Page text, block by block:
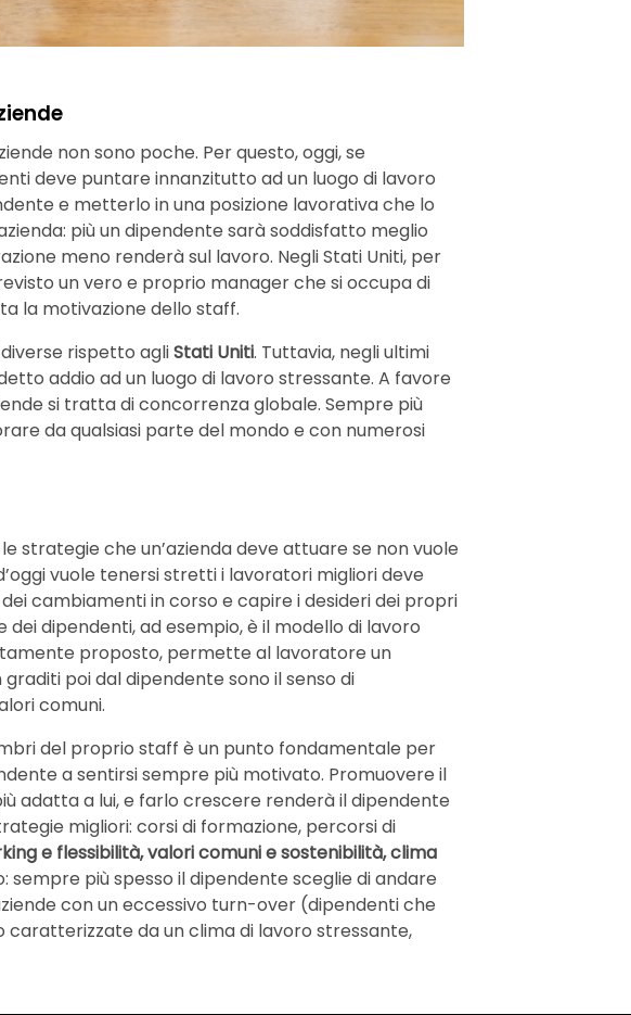
non sono poche. Per questo, oggi, se
deve puntare innanzitutto ad un luogo di lavoro
e metterlo in una posizione lavorativa che lo
più un dipendente sarà soddisfatto meglio
meno renderà sul lavoro. Negli Stati Uniti, per
un vero e proprio manager che si occupa di
la motivazione dello staff.
rispetto agliStati Uniti. Tuttavia, negli ultimi
addio ad un luogo di lavoro stressante. A favore
si tratta di concorrenza globale. Sempre più
da qualsiasi parte del mondo e con numerosi
strategie che un’azienda deve attuare se non vuole
vuole tenersi stretti i lavoratori migliori deve
cambiamenti in corso e capire i desideri dei propri
dipendenti, ad esempio, è il modello di lavoro
proposto, permette al lavoratore un
poi dal dipendente sono il senso di
comuni.
del proprio staff è un punto fondamentale per
a sentirsi sempre più motivato. Promuovere il
adatta a lui, e farlo crescere renderà il dipendente
migliori: corsi di formazione, percorsi di
e flessibilità, valori comuni e sostenibilità, clima
sempre più spesso il dipendente sceglie di andare
con un eccessivo turn-over (dipendenti che
da un clima di lavoro stressante,